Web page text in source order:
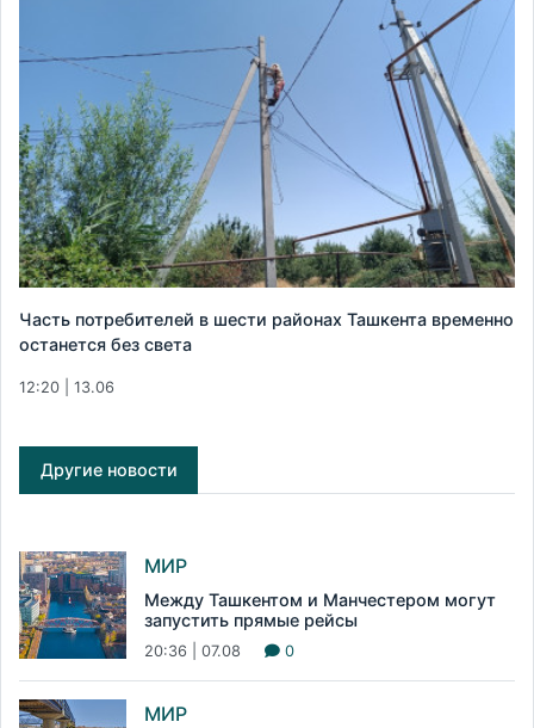
Часть потребителей в шести районах Ташкента временно
останется без света
12:20 | 13.06
Другие новости
МИР
Между Ташкентом и Манчестером могут
запустить прямые рейсы
20:36 | 07.08 0
МИР